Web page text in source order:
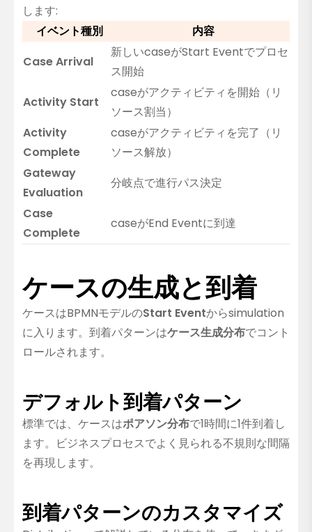
します:
イベント種別
内容
Case Arrival
新しいcaseがStart Eventでプロセ
ス開始
Activity Start
caseがアクティビティを開始（リ
ソース割当）
Activity
Complete
caseがアクティビティを完了（リ
ソース解放）
Gateway
Evaluation
分岐点で進行パス決定
Case
Complete
caseがEnd Eventに到達
ケースの生成と到着
ケースはBPMNモデルのStart Eventからsimulation
に入ります。到着パターンはケース生成分布でコント
ロールされます。
デフォルト到着パターン
標準では、ケースはポアソン分布で1時間に1件到着し
ます。ビジネスプロセスでよく見られる不規則な間隔
を再現します。
到着パターンのカスタマイズ